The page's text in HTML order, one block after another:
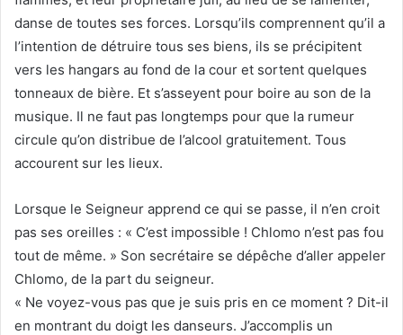
danse de toutes ses forces. Lorsqu’ils comprennent qu’il a
l’intention de détruire tous ses biens, ils se précipitent
vers les hangars au fond de la cour et sortent quelques
tonneaux de bière. Et s’asseyent pour boire au son de la
musique. Il ne faut pas longtemps pour que la rumeur
circule qu’on distribue de l’alcool gratuitement. Tous
accourent sur les lieux.
Lorsque le Seigneur apprend ce qui se passe, il n’en croit
pas ses oreilles : « C’est impossible ! Chlomo n’est pas fou
tout de même. » Son secrétaire se dépêche d’aller appeler
Chlomo, de la part du seigneur.
« Ne voyez-vous pas que je suis pris en ce moment ? Dit-il
en montrant du doigt les danseurs. J’accomplis un